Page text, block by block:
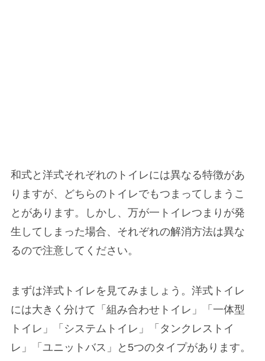
和式と洋式それぞれのトイレには異なる特徴があ
りますが、どちらのトイレでもつまってしまうこ
とがあります。しかし、万が一トイレつまりが発
生してしまった場合、それぞれの解消方法は異な
るので注意してください。
まずは洋式トイレを見てみましょう。洋式トイレ
には大きく分けて「組み合わせトイレ」「一体型
トイレ」「システムトイレ」「タンクレストイ
レ」「ユニットバス」と5つのタイプがあります。